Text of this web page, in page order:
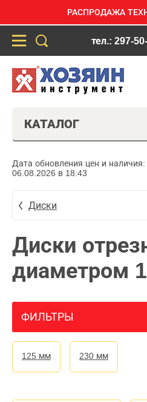
РАСПРОДАЖА
тел.: 297-
КАТАЛОГ
Дата обновления цен и наличия:
06.08.2026 в 18:43
Диски
Диски
диаметром
ФИЛЬТРЫ
125 мм 230 мм